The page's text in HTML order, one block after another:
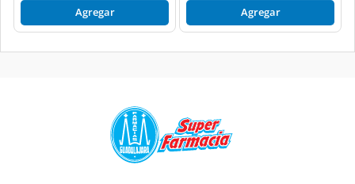
Agregar Agregar